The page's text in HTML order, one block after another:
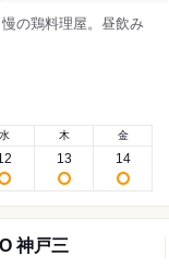
の鶏料理屋。昼飲み
水 木
13
金
14
神戸三